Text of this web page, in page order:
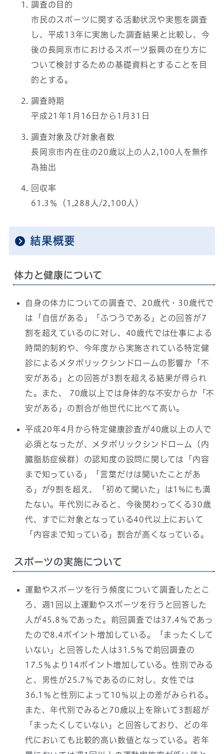
調査の目的
市民のスポーツに関する活動状況や実態を調査
し、平成13年に実施した調査結果と比較し、今
後の長岡京市におけるスポーツ振興の在り方に
ついて検討するための基礎資料とすることを目
的とする。
調査時期
平成21年1月16日から1月31日
調査対象及び対象者数
長岡京市内在住の20歳以上の人2,100人を無作
為抽出
回収率
61.3％（1,288人/2,100人）
結果概要
体力と健康について
自身の体力についての調査で、20歳代・30歳代で
は「自信がある」「ふつうである」との回答が7
割を超えているのに対し、40歳代では仕事による
時間的制約や、今年度から実施されている特定健
診によるメタボリックシンドロームの影響か「不
安がある」との回答が3割を超える結果が得られ
た。また、 70歳以上では身体的な不安からか「不
安がある」の割合が他世代に比べて高い。
平成20年4月から特定健康診査が40歳以上の人で
必須となったが、メタボリックシンドローム（内
臓脂肪症候群）の認知度の設問に関しては「内容
まで知っている」「言葉だけは聞いたことがあ
る」が9割を超え、「初めて聞いた」は1%にも満
たない。年代別にみると、今後関わってくる30歳
代、すでに対象となっている40代以上において
「内容まで知っている」割合が高くなっている。
スポーツの実施について
運動やスポーツを行う頻度について調査したとこ
ろ、週1回以上運動やスポーツを行うと回答した
人が45.8％であった。前回調査では37.4％であっ
たので8.4ポイント増加している。「まったくして
いない」と回答した人は31.5％で前回調査の
17.5％より14ポイント増加している。性別でみる
と、男性が25.7％であるのに対し、女性では
36.1％と性別によって10％以上の差がみられる。
また、年代別でみると70歳以上を除いて3割超が
「まったくしていない」と回答しており、どの年
代においても比較的高い数値となっている。若年